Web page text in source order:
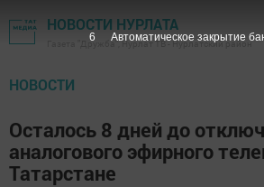
НОВОСТИ НУРЛАТА
Газета "Дружба", Нурлат ТВ - Нурлатский район
НОВОСТИ
Осталось 8 дней до
аналогового эфирного
Татарстане
5 Автоматическое закрытие